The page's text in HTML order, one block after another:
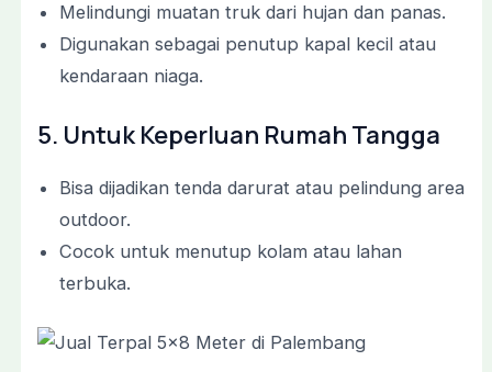
Melindungi muatan truk dari hujan dan panas.
Digunakan sebagai penutup kapal kecil atau
kendaraan niaga.
5. Untuk Keperluan Rumah Tangga
Bisa dijadikan tenda darurat atau pelindung area
outdoor.
Cocok untuk menutup kolam atau lahan
terbuka.